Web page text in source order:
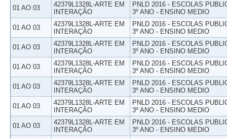
01 AO 03
42379L1328L-ARTE EM
INTERAÇÃO
PNLD 2016 - ESCOLAS
3º ANO - ENSINO MEDIO
01 AO 03
42379L1328L-ARTE EM
INTERAÇÃO
PNLD 2016 - ESCOLAS
3º ANO - ENSINO MEDIO
01 AO 03
42379L1328L-ARTE EM
INTERAÇÃO
PNLD 2016 - ESCOLAS
3º ANO - ENSINO MEDIO
01 AO 03
42379L1328L-ARTE EM
INTERAÇÃO
PNLD 2016 - ESCOLAS
3º ANO - ENSINO MEDIO
01 AO 03
42379L1328L-ARTE EM
INTERAÇÃO
PNLD 2016 - ESCOLAS
3º ANO - ENSINO MEDIO
01 AO 03
42379L1328L-ARTE EM
INTERAÇÃO
PNLD 2016 - ESCOLAS
3º ANO - ENSINO MEDIO
01 AO 03
42379L1328L-ARTE EM
INTERAÇÃO
PNLD 2016 - ESCOLAS
3º ANO - ENSINO MEDIO